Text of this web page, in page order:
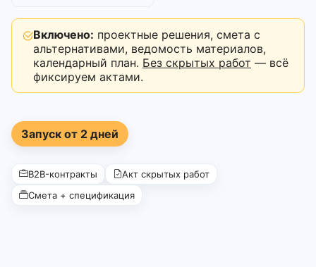
Включено: проектные решения, смета с
альтернативами, ведомость материалов,
календарный план. Без скрытых работ — всё
фиксируем актами.
Запуск от 2 дней
B2B-контракты
Акт скрытых работ
Смета + спецификация